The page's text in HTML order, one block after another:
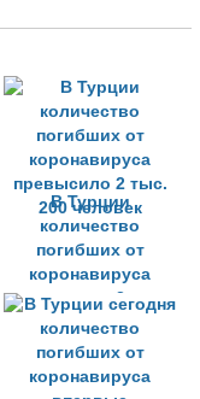
В Турции
количество
погибших от
коронавируса
превысило 2 тыс.
200 человек